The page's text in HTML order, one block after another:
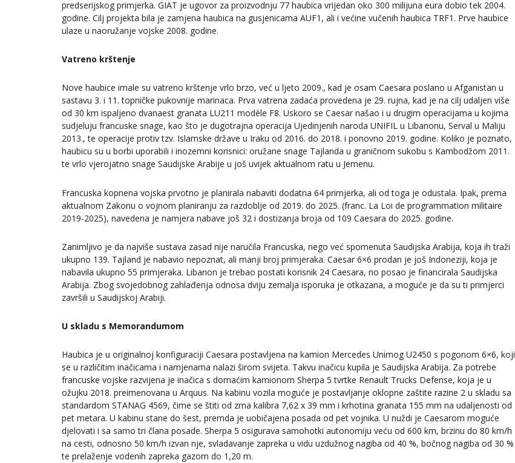
predserijskog primjerka. GIAT je ugovor za proizvodnju 77 haubica vrijedan oko 300 milijuna eura dobio tek 2004.
godine. Cilj projekta bila je zamjena haubica na gusjenicama AUF1, ali i većine vučenih haubica TRF1. Prve haubice
ulaze u naoružanje vojske 2008. godine.
Vatreno krštenje
Nove haubice imale su vatreno krštenje vrlo brzo, već u ljeto 2009., kad je osam Caesara poslano u Afganistan u
sastavu 3. i 11. topničke pukovnije marinaca. Prva vatrena zadaća provedena je 29. rujna, kad je na cilj udaljen više
od 30 km ispaljeno dvanaest granata LU211 modèle F8. Uskoro se Caesar našao i u drugim operacijama u kojima
sudjeluju francuske snage, kao što je dugotrajna operacija Ujedinjenih naroda UNIFIL u Libanonu, Serval u Maliju
2013., te operacije protiv tzv. Islamske države u Iraku od 2016. do 2018. i ponovno 2019. godine. Koliko je poznato,
haubicu su u borbi uporabili i inozemni korisnici: oružane snage Tajlanda u graničnom sukobu s Kambodžom 2011.
te vrlo vjerojatno snage Saudijske Arabije u još uvijek aktualnom ratu u Jemenu.
Francuska kopnena vojska prvotno je planirala nabaviti dodatna 64 primjerka, ali od toga je odustala. Ipak, prema
aktualnom Zakonu o vojnom planiranju za razdoblje od 2019. do 2025. (franc. La Loi de programmation militaire
2019-2025), navedena je namjera nabave još 32 i dostizanja broja od 109 Caesara do 2025. godine.
Zanimljivo je da najviše sustava zasad nije naručila Francuska, nego već spomenuta Saudijska Arabija, koja ih traži
ukupno 139. Tajland je nabavio nepoznat, ali manji broj primjeraka. Caesar 6×6 prodan je još Indoneziji, koja je
nabavila ukupno 55 primjeraka. Libanon je trebao postati korisnik 24 Caesara, no posao je financirala Saudijska
Arabija. Zbog svojedobnog zahlađenja odnosa dviju zemalja isporuka je otkazana, a moguće je da su ti primjerci
završili u Saudijskoj Arabiji.
U skladu s Memorandumom
Haubica je u originalnoj konfiguraciji Caesara postavljena na kamion Mercedes Unimog U2450 s pogonom 6×6, koji
se u različitim inačicama i namjenama nalazi širom svijeta. Takvu inačicu kupila je Saudijska Arabija. Za potrebe
francuske vojske razvijena je inačica s domaćim kamionom Sherpa 5 tvrtke Renault Trucks Defense, koja je u
ožujku 2018. preimenovana u Arquus. Na kabinu vozila moguće je postavljanje oklopne zaštite razine 2 u skladu sa
standardom STANAG 4569, čime se štiti od zrna kalibra 7,62 x 39 mm i krhotina granata 155 mm na udaljenosti od
pet metara. U kabinu stane do šest, premda je uobičajena posada od pet vojnika. U nuždi je Caesarom moguće
djelovati i sa samo tri člana posade. Sherpa 5 osigurava samohotki autonomiju veću od 600 km, brzinu do 80 km/h
na cesti, odnosno 50 km/h izvan nje, svladavanje zapreka u vidu uzdužnog nagiba od 40 %, bočnog nagiba od 30 %
te prelaženje vodenih zapreka gazom do 1,20 m.